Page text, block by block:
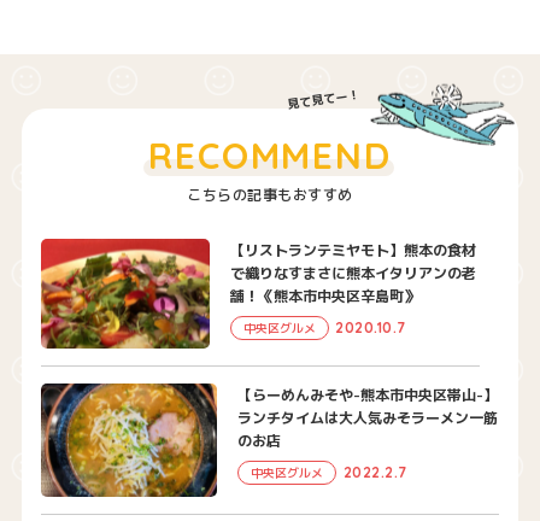
こちらの記事もおすすめ
RECOMMEND
【リストランテミヤモト】熊本の食材
で織りなすまさに熊本イタリアンの老
舗！《熊本市中央区辛島町》
中央区グルメ 2020.10.7
【らーめんみそや-熊本市中央区帯山-】
ランチタイムは大人気みそラーメン一筋
のお店
中央区グルメ 2022.2.7